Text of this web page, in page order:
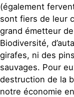
(également
sont fiers de leur
grand émetteur
Biodiversité,
girafes, ni des
sauvages. Pour
destruction de la
notre économie